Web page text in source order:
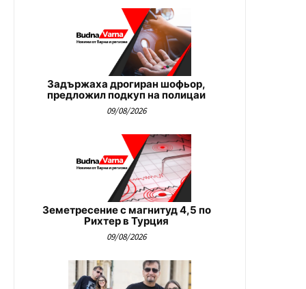
Задържаха дрогиран шофьор,
предложил подкуп на полицаи
09/08/2026
Земетресение с магнитуд 4,5 по
Рихтер в Турция
09/08/2026